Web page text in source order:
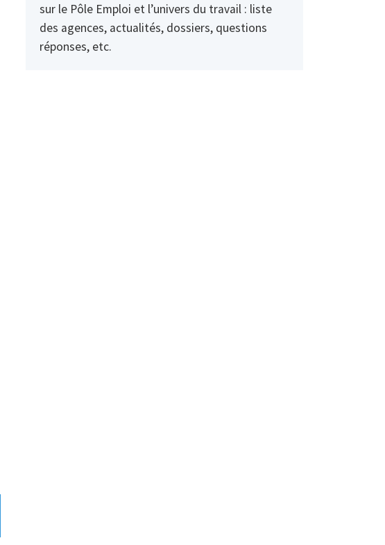
sur le Pôle Emploi et l’univers du travail : liste
des agences, actualités, dossiers, questions
réponses, etc.